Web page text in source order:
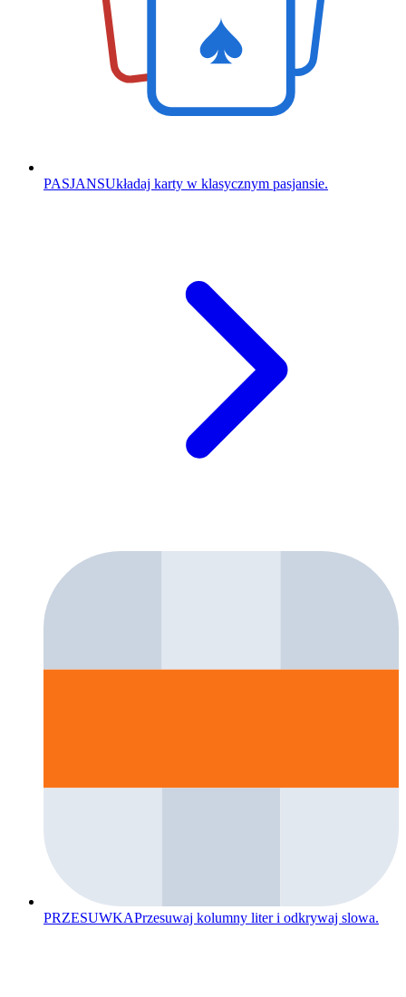
PASJANSUkładaj karty w klasycznym pasjansie.
PRZESUWKAPrzesuwaj kolumny liter i odkrywaj slowa.